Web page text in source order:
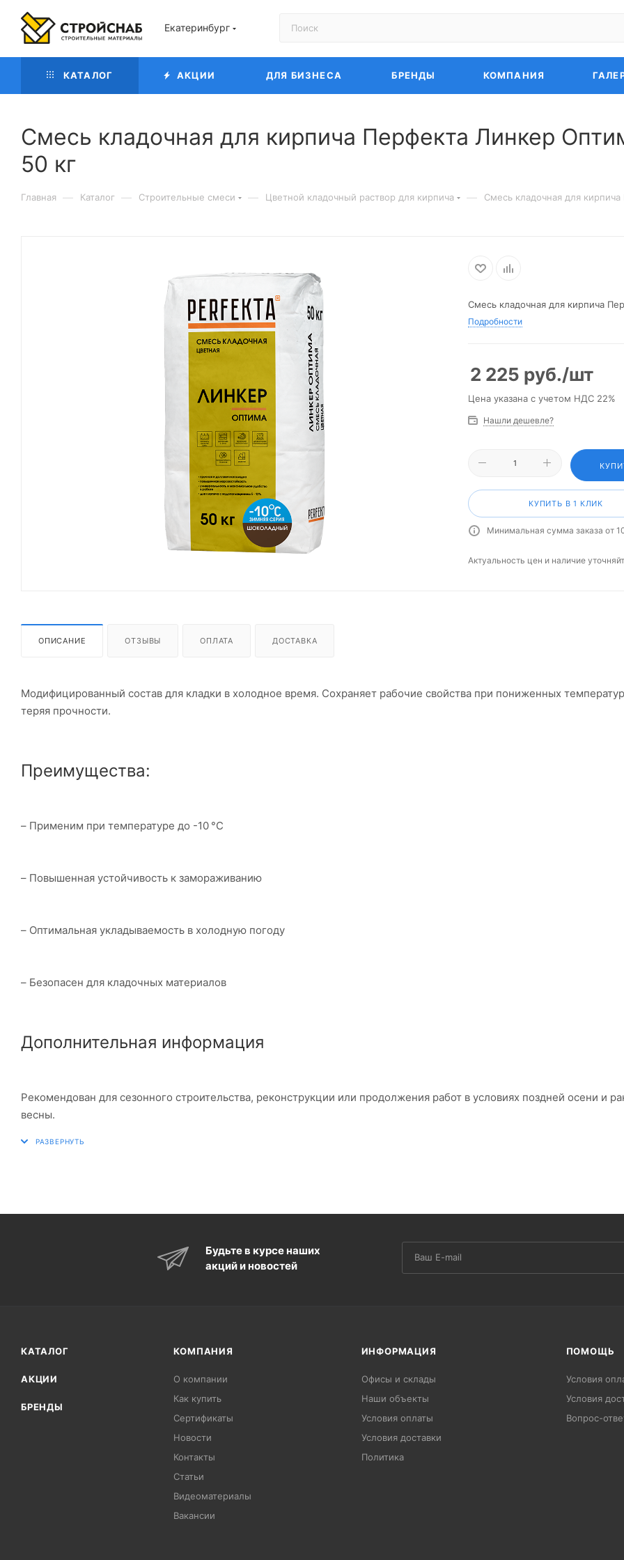
Екатеринбург
КАТАЛОГ АКЦИИ ДЛЯ БИЗНЕСА БРЕНДЫ КОМПАНИЯ
Смесь кладочная для кирпича Перфекта Линкер
50 кг
Главная — Каталог — Строительные смеси — Цветной кладочный раствор для кирпича — Смесь кладочная для
Смесь кладочная для кирпича
Подробности
2 225 руб./шт
Цена указана с учетом НДС 22%
Нашли дешевле?
КУПИТЬ В 1 КЛИК
Минимальная сумма заказа от
Актуальность цен и наличие
ОПИСАНИЕ ОТЗЫВЫ ОПЛАТА ДОСТАВКА
Модифицированный состав для кладки в холодное время. Сохраняет рабочие свойства при пониженных
теряя прочности.
Преимущества:
– Применим при температуре до -10 °C
– Повышенная устойчивость к замораживанию
– Оптимальная укладываемость в холодную погоду
– Безопасен для кладочных материалов
Дополнительная информация
Рекомендован для сезонного строительства, реконструкции или продолжения работ в условиях поздней осени и
весны.
Будьте в курсе наших
акций и новостей
КАТАЛОГ
АКЦИИ
БРЕНДЫ
КОМПАНИЯ
О компании
Как купить
Сертификаты
Новости
Контакты
Статьи
Видеоматериалы
Вакансии
ИНФОРМАЦИЯ
Офисы и склады
Наши объекты
Условия оплаты
Условия доставки
Политика
ПОМОЩЬ
Условия
Условия
Вопрос-